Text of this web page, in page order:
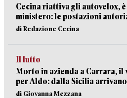
Cecina riattiva gli autovelox,
ministero: le postazioni
di Redazione Cecina
Il lutto
Morto in azienda a Carrara,
per Aldo: dalla Sicilia
di Giovanna Mezzana